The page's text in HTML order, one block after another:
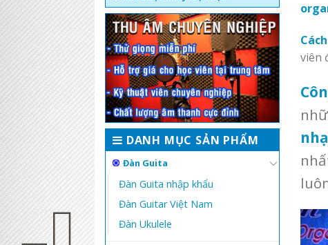
DANH MỤC SẢN PHẨM
Đàn Guita
Đàn Guita nhập khẩu
Đàn Guitar Việt Nam
Đàn Ukulele
viên